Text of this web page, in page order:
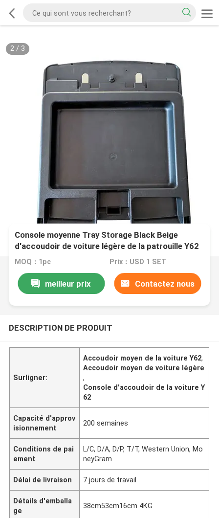
2/ 3
Console moyenne Tray Storage Black Beige
d'accoudoir de voiture légère de la patrouille Y62
MOQ：1pc Prix：USD 1 SET
meilleur prix Contactez nous
DESCRIPTION DE PRODUIT
Surligner:
Accoudoir moyen de la voiture Y62,
Accoudoir moyen de voiture légère
,
Console d'accoudoir de la voiture Y
62
Capacité d'approv
isionnement
200 semaines
Conditions de pai
ement
L/C, D/A, D/P, T/T, Western Union, Mo
neyGram
Délai de livraison 7 jours de travail
Détails d'emballa
ge
38cm53cm16cm 4KG